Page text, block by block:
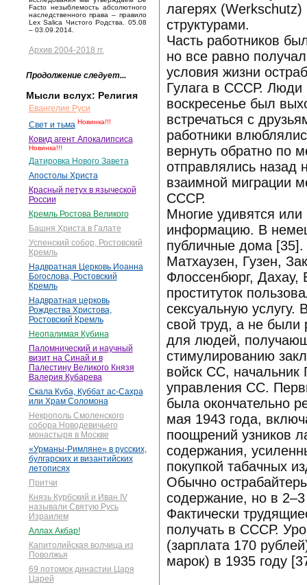
Facto незыблемость абсолютного
наследственного права – правило
Lex Salica Чистого Родства. 05.08
– 03.09.2014.
Архив 2004-2018 гг.
Продолжение следует...
Мысли вслух: Религия
Евангелие Руси
Свет и тьма Новинка!!!
Ковид агент Апокалипсиса
Новинка!!!
Датировка Нового Завета
Апостолы Христа
Красный петух в языческой
России
Кремль Ростова Великого
Башня Христа в Галате
Успенский собор, Ростовский
Кремль
Надвратная Церковь Иоанна
Богослова, Ростовский
Кремль
Надвратная церковь
Рождества Христова,
Ростовский Кремль
Неопалимая Кубина
Паломнический и научный
визит на Синай и в
Палестину Великого Князя
Валерия Кубарева
Скала Куба, Куббат ас-Сахра
или Храм Соломона
Некрополь Смоленского
собора Новодевичьего
монастыря в Москве
«Урманы-Римляне» в русских,
булгарских и византийских
летописях
Притчи
Князь Курбский и Иван IV
называли Святую Русь
Израилем
Аллах Акбар!
Капитолийская волчица из
Поволжья
69 потомок династии Царя
Царей
лагерях
структурами.
Часть работников
но все равно
условия жизни
Гулага в СССР. Люди
воскресенье был
встречаться с
работники
вернуть обратно по
отправлялись
взаимной миграции
СССР.
Многие удивятся
информацию. В
публичные дома
Матхаузен, Гузен,
Флоссенбюрг,
проституток
сексуальную услугу.
свой труд, а не были
для людей,
стимулированию
войск СС, начальник
управления СС.
была окончательно
мая 1943 года,
поощрений узников
содержания,
покупкой табачных
Обычно
содержание, но в
Фактически
получать в СССР.
(зарплата 170
марок) в 1935 году